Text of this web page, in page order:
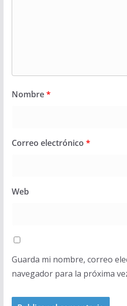
Nombre*
Correo electrónico *
Web
Guarda mi nombre, correo
navegador para la próxima